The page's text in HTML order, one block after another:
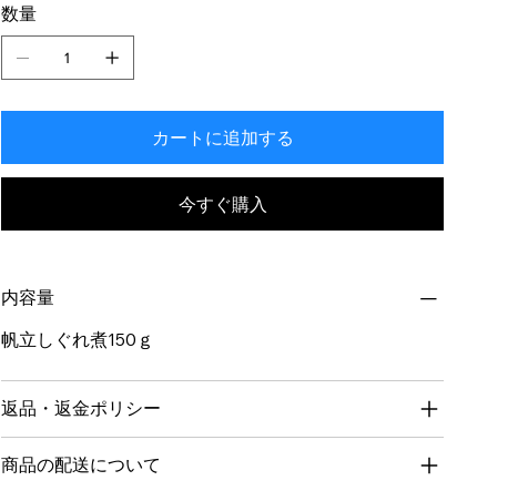
数量
カートに追加する
今すぐ購入
内容量
帆立しぐれ煮150ｇ
返品・返金ポリシー
商品の配送について